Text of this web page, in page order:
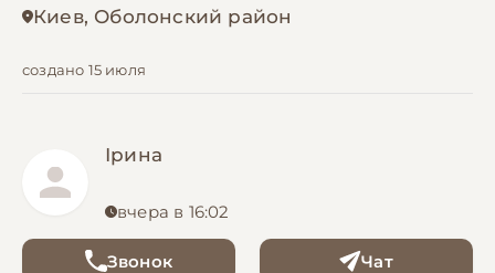
Киев, Оболонский район
создано 15 июля
Ірина
вчера в 16:02
Звонок Чат